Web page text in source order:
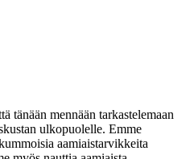
tänään mennään tarkastelemaan
ulkopuolelle. Emme
aamiaistarvikkeita